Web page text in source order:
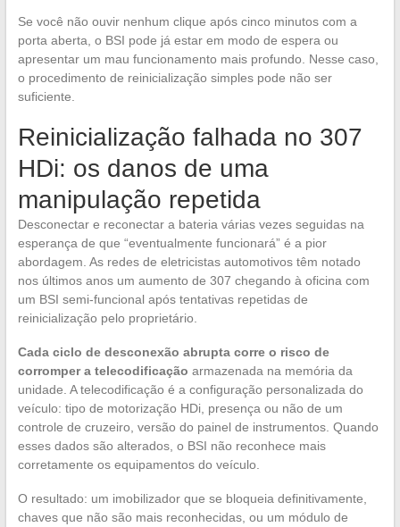
Se você não ouvir nenhum clique após cinco minutos com a
porta aberta, o BSI pode já estar em modo de espera ou
apresentar um mau funcionamento mais profundo. Nesse caso,
o procedimento de reinicialização simples pode não ser
suficiente.
Reinicialização falhada no 307
HDi: os danos de uma
manipulação repetida
Desconectar e reconectar a bateria várias vezes seguidas na
esperança de que “eventualmente funcionará” é a pior
abordagem. As redes de eletricistas automotivos têm notado
nos últimos anos um aumento de 307 chegando à oficina com
um BSI semi-funcional após tentativas repetidas de
reinicialização pelo proprietário.
Cada ciclo de desconexão abrupta corre o risco de
corromper a telecodificação armazenada na memória da
unidade. A telecodificação é a configuração personalizada do
veículo: tipo de motorização HDi, presença ou não de um
controle de cruzeiro, versão do painel de instrumentos. Quando
esses dados são alterados, o BSI não reconhece mais
corretamente os equipamentos do veículo.
O resultado: um imobilizador que se bloqueia definitivamente,
chaves que não são mais reconhecidas, ou um módulo de